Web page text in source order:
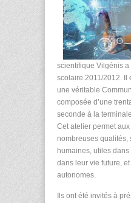
scientifique Vilgénis a
scolaire 2011/2012. Il
une véritable
composée d’une
seconde à la
Cet atelier permet
nombreuses qualités,
humaines, utiles
dans leur vie future,
autonomes.
Ils ont été invités à